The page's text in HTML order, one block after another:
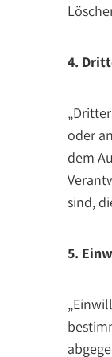
4.
oder
dem
sind,
5.